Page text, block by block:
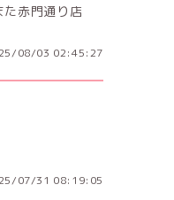
た赤門通り店
08/03 02:45:27
07/31 08:19:05